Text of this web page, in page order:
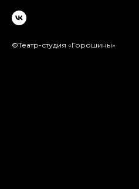
©Театр-студия «Горошины»